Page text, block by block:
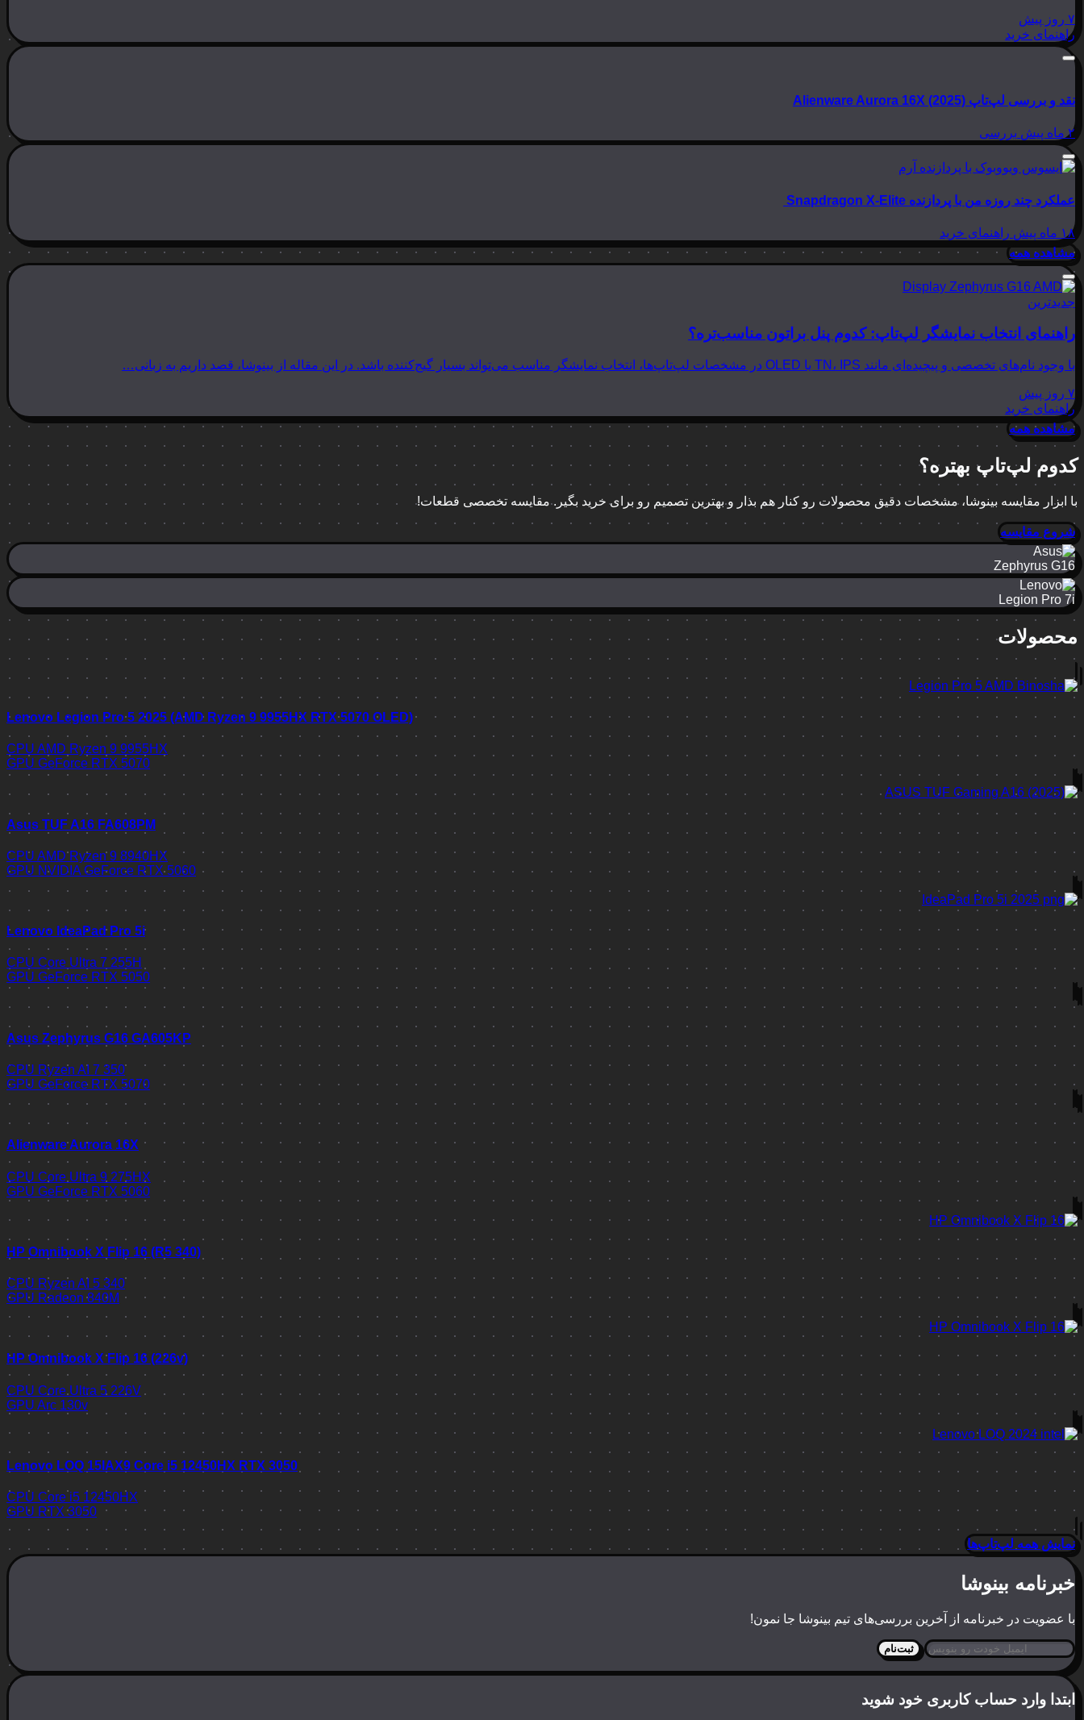
۷ روز پیش
راهنمای خرید
نقد و بررسی لپ‌تاپ Alienware Aurora 16X (2025)
۲ ماه پیش بررسی
عملکرد چند روزه من با پردازنده Snapdragon X-Elite
۱۸ ماه پیش
راهنمای خرید
مشاهده همه
جدیدترین
راهنمای انتخاب نمایشگر لپ‌تاپ: کدوم پنل براتون مناسب‌تره؟
با وجود نام‌های تخصصی و پیچیده‌ای مانند TN، IPS یا OLED در مشخصات لپ‌تاپ‌ها، انتخاب نمایشگر مناسب می‌تواند بسیار گیج‌کننده باشد. در این مقاله از بینوشا، قصد داریم به زبانی…
۷ روز پیش
راهنمای خرید
مشاهده همه
کدوم لپ‌تاپ بهتره؟
با ابزار مقایسه بینوشا، مشخصات دقیق محصولات رو کنار هم بذار و بهترین تصمیم رو برای خرید بگیر. مقایسه تخصصی قطعات!
شروع مقایسه
Zephyrus G16
Legion Pro 7i
محصولات
Lenovo Legion Pro 5 2025 (AMD Ryzen 9 9955HX RTX 5070 OLED)
CPU AMD Ryzen 9 9955HX
GPU GeForce RTX 5070
Asus TUF A16 FA608PM
CPU AMD Ryzen 9 8940HX
GPU NVIDIA GeForce RTX 5060
Lenovo IdeaPad Pro 5i
CPU Core Ultra 7 255H
GPU GeForce RTX 5050
Asus Zephyrus G16 GA605KP
CPU Ryzen AI 7 350
GPU GeForce RTX 5070
Alienware Aurora 16X
CPU Core Ultra 9 275HX
GPU GeForce RTX 5060
HP Omnibook X Flip 16 (R5 340)
CPU Ryzen AI 5 340
GPU Radeon 840M
HP Omnibook X Flip 16 (226v)
CPU Core Ultra 5 226V
GPU Arc 130v
Lenovo LOQ 15IAX9 Core i5 12450HX RTX 3050
CPU Core i5 12450HX
GPU RTX 3050
نمایش همه لپ‌تاپ‌ها
خبرنامه بینوشا
با عضویت در خبرنامه از آخرین بررسی‌های تیم بینوشا جا نمون!
ثبت‌نام
ابتدا وارد حساب کاربری خود شوید